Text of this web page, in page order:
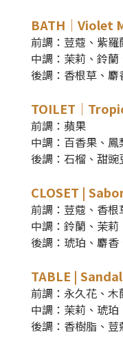
BATH｜Violet
前調 ： 荳蔻、紫羅
中調 ：茉莉、鈴
後調 ： 香根草、麝
TOILET｜
前調：蘋果
中調：百香果、鳳
後調：石榴、甜豌
CLOSET |
前調：荳蔻、香根
中調：鈴蘭、茉莉
後調：琥珀、麝香
TABLE |
前調：永久花、木
中調：茉莉、琥珀
後調：香樹脂、荳